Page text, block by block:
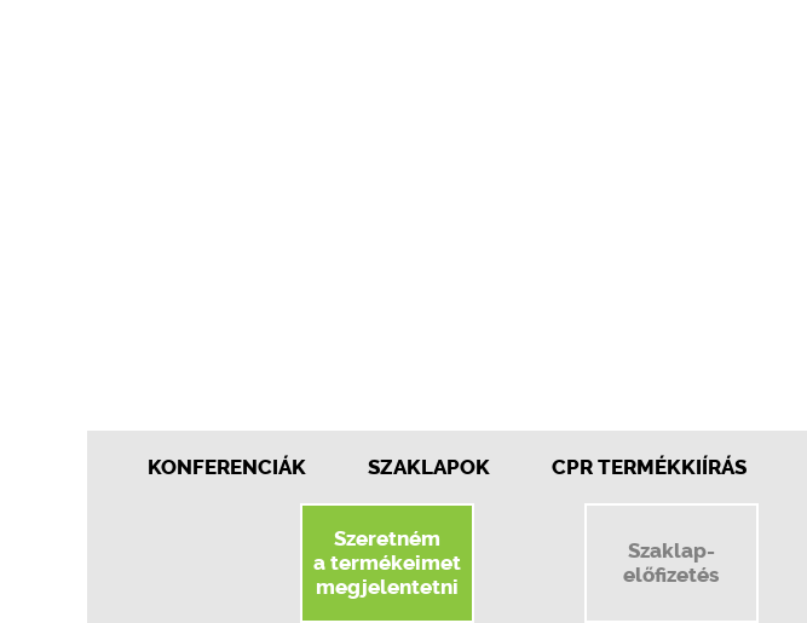
KONFERENCIÁK SZAKLAPOK CPR TERMÉKKIÍRÁS
Szeretném
a termékeimet
megjelentetni
Szaklap-
előfizetés